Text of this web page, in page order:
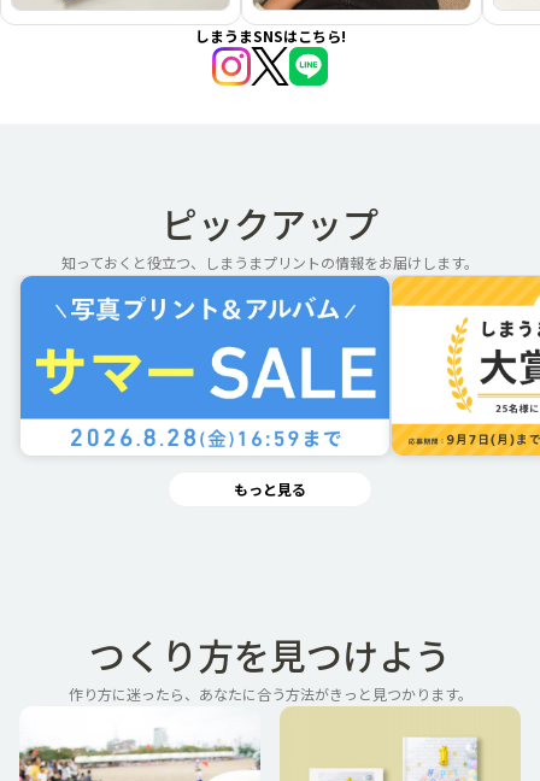
しまうまSNSはこちら!
ピックアップ
知っておくと役立つ、しまうまプリントの情報をお届けします。
もっと見る
つくり方を見つけよう
作り方に迷ったら、あなたに合う方法がきっと見つかります。